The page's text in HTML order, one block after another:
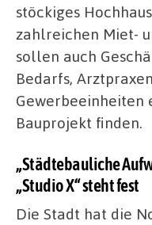
stöckiges
zahlreichen Miet-
sollen auch
Bedarfs,
Gewerbeeinheiten
Bauprojekt finden.
„Städtebauliche
„Studio X“ steht fest
Die Stadt hat die